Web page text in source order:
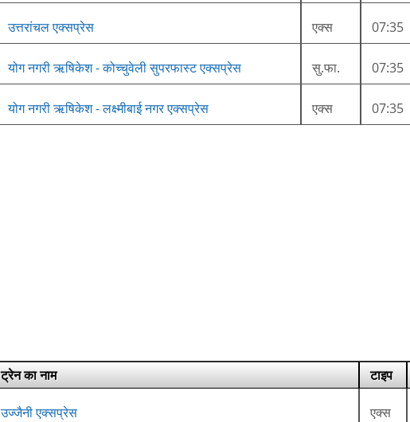
उत्तरांचल एक्सप्रेस एक्स 07:35
योग नगरी ऋषिकेश - कोच्चुवेली सुपरफास्ट एक्सप्रेस सु.फा. 07:35
योग नगरी ऋषिकेश - लक्ष्मीबाई नगर एक्सप्रेस एक्स 07:35
ट्रेन का नाम टाइप
उज्जैनी एक्सप्रेस एक्स